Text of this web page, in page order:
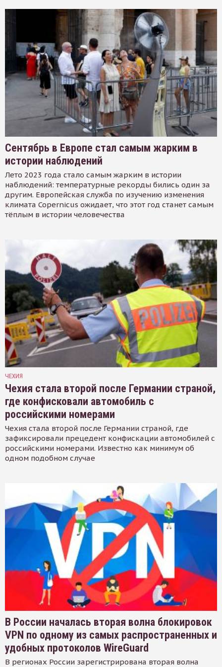
Сентябрь в Европе стал самым жарким в
истории наблюдений
Лето 2023 года стало самым жарким в истории
наблюдений: температурные рекорды бились один за
другим. Европейская служба по изучению изменения
климата Copernicus ожидает, что этот год станет самым
тёплым в истории человечества
ЧЕХИЯ
Чехия стала второй после Германии страной,
где конфисковали автомобиль с
российскими номерами
Чехия стала второй после Германии страной, где
зафиксировали прецедент конфискации автомобилей с
российскими номерами. Известно как минимум об
одном подобном случае
В России началась вторая волна блокировок
VPN по одному из самых распространенных и
удобных протоколов WireGuard
В регионах России зарегистрирована вторая волна